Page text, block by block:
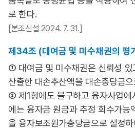
로 한다.
[본조신설 2024. 7. 31.]
제34조 (대여금 및 미수채권의 평
① 대여금 및 미수채권은 신뢰성 있
산출한 대손추산액을 대손충당금
② 제1항에도 불구하고 융자사업에
에는 융자금 원금과 추정 회수가능
을 융자보조원가충당금으로 설정